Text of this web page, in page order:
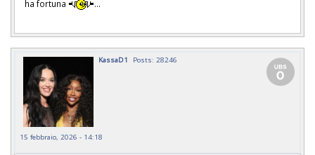
ha fortuna ...
KassaD1 Posts: 28246
15 febbraio, 2026 - 14:18